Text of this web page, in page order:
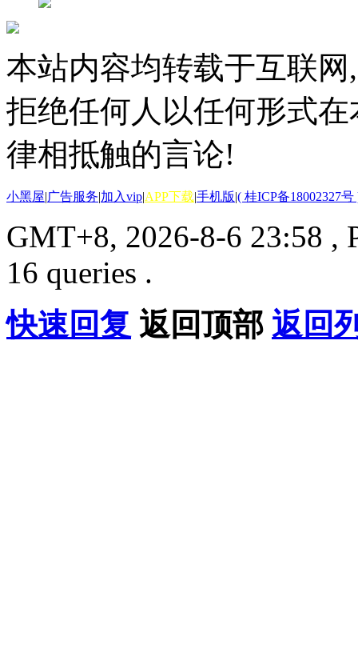
本站内容均转载于互联
拒绝任何人以任何形式
律相抵触的言论!
小黑屋|广告服务|加入vip|APP下载|手机版|( 桂ICP备18002327号
GMT+8, 2026-8-6 23:58 ,
16 queries .
快速回复 返回顶部 返回